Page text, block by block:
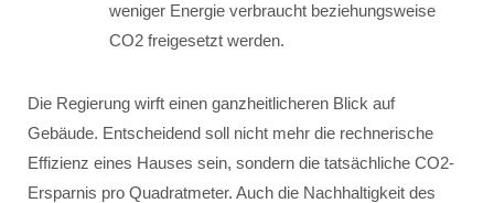
weniger Energie verbraucht beziehungsweise
CO2 freigesetzt werden.
Die Regierung wirft einen ganzheitlicheren Blick auf
Gebäude. Entscheidend soll nicht mehr die rechnerische
Effizienz eines Hauses sein, sondern die tatsächliche CO2-
Ersparnis pro Quadratmeter. Auch die Nachhaltigkeit des